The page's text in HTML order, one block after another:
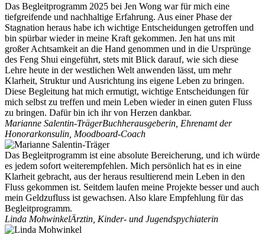
Das Begleitprogramm 2025 bei Jen Wong war für mich eine
tiefgreifende und nachhaltige Erfahrung. Aus einer Phase der
Stagnation heraus habe ich wichtige Entscheidungen getroffen und
bin spürbar wieder in meine Kraft gekommen. Jen hat uns mit
großer Achtsamkeit an die Hand genommen und in die Ursprünge
des Feng Shui eingeführt, stets mit Blick darauf, wie sich diese
Lehre heute in der westlichen Welt anwenden lässt, um mehr
Klarheit, Struktur und Ausrichtung ins eigene Leben zu bringen.
Diese Begleitung hat mich ermutigt, wichtige Entscheidungen für
mich selbst zu treffen und mein Leben wieder in einen guten Fluss
zu bringen. Dafür bin ich ihr von Herzen dankbar.
Marianne Salentin-TrägerBuchherausgeberin, Ehrenamt der
Honorarkonsulin, Moodboard-Coach
Das Begleitprogramm ist eine absolute Bereicherung, und ich würde
es jedem sofort weiterempfehlen. Mich persönlich hat es in eine
Klarheit gebracht, aus der heraus resultierend mein Leben in den
Fluss gekommen ist. Seitdem laufen meine Projekte besser und auch
mein Geldzufluss ist gewachsen. Also klare Empfehlung für das
Begleitprogramm.
Linda MohwinkelÄrztin, Kinder- und Jugendspychiaterin